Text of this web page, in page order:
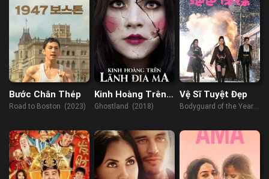
Bước Chân Thép
Road to Boston (2023)
Kinh Hoàng Trên
Lãnh Địa Ma
Ghostland (2018)
Vệ Sĩ Tuyệt Đẹp
Bodyguard of the Year